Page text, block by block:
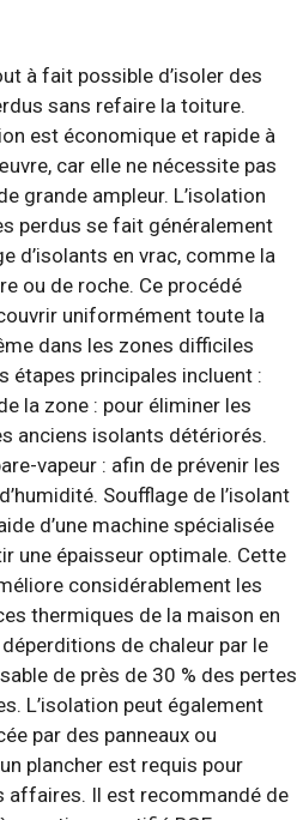
à fait possible d’isoler des
sans refaire la toiture.
est économique et rapide à
car elle ne nécessite pas
grande ampleur. L’isolation
perdus se fait généralement
d’isolants en vrac, comme la
ou de roche. Ce procédé
uniformément toute la
dans les zones difficiles
étapes principales incluent :
la zone : pour éliminer les
anciens isolants détériorés.
vapeur : afin de prévenir les
Soufflage de l’isolant
d’une machine spécialisée
une épaisseur optimale. Cette
considérablement les
thermiques de la maison en
de chaleur par le
de près de 30 % des pertes
L’isolation peut également
par des panneaux ou
plancher est requis pour
affaires. Il est recommandé de